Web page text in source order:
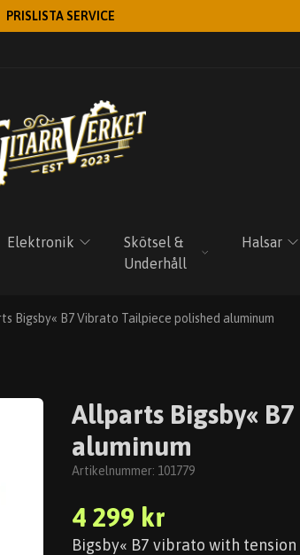
PRISLISTA SERVICE
Elektronik
Skötsel &
Underhåll
Halsar
Bigsby« B7 Vibrato Tailpiece polished aluminum
Allparts Bigsby«
aluminum
Artikelnummer: 101779
4 299 kr
Bigsby« B7 vibrato with